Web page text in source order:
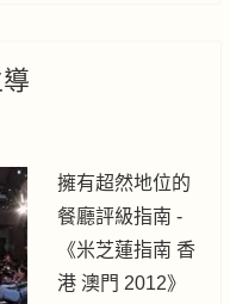
擁有超然地位的
餐廳評級指南 -
《米芝蓮指南 香
港 澳門 2012》